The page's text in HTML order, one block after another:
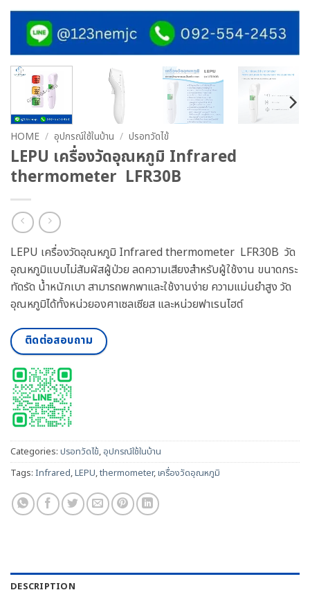
HOME / อุปกรณ์ใช้ในบ้าน / ปรอทวัดไข้
LEPU เครื่องวัดอุณหภูมิ Infrared
thermometer LFR30B
LEPU เครื่องวัดอุณหภูมิ Infrared thermometer LFR30B วัด
อุณหภูมิแบบไม่สัมผัสผู้ป่วย ลดความเสียงสำหรับผู้ใช้งาน ขนาดกระ
ทัดรัด น้ำหนักเบา สามารถพกพาและใช้งานง่าย ความแม่นยำสูง วัด
อุณหภูมิได้ทั้งหน่วยองศาเซลเซียส และหน่วยฟาเรนไฮต์
ติดต่อสอบถาม
Categories: ปรอทวัดไข้,อุปกรณ์ใช้ในบ้าน
Tags: Infrared,LEPU,thermometer,เครื่องวัดอุณหภูมิ
DESCRIPTION